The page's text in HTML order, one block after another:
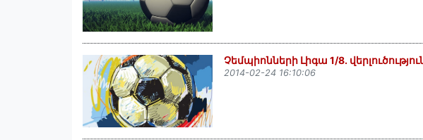
Չեմպիոնների Լիգա 1/8.
2014-02-24 16:10:06